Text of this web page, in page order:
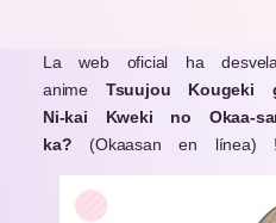
La web oficial ha
anime
Tsuujou Kougeki
Ni-kai Kweki no Okaa-
ka?
(Okaasan en línea) !